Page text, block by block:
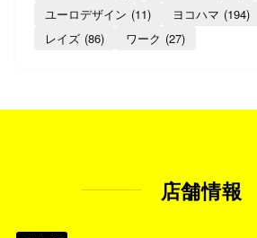
ユーロデザイン (11) ヨコハマ (194)
レイズ (86) ワーク (27)
店舗情報